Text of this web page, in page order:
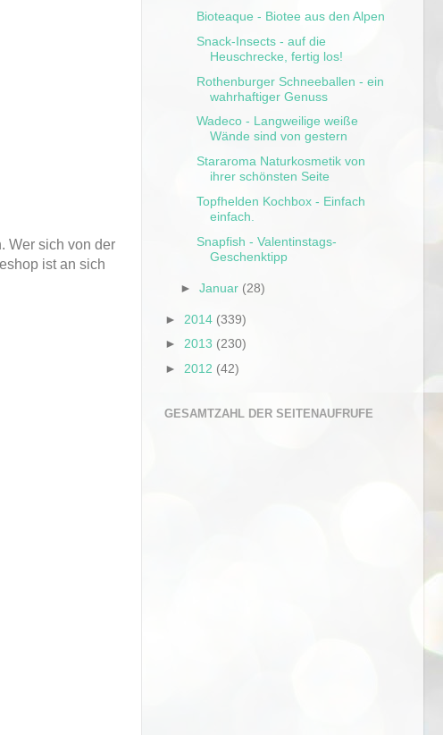
Wer sich von der
ist an sich
Bioteaque - Biotee aus den Alpen
Snack-Insects - auf die
Heuschrecke, fertig los!
Rothenburger Schneeballen - ein
wahrhaftiger Genuss
Wadeco - Langweilige weiße
Wände sind von gestern
Stararoma Naturkosmetik von
ihrer schönsten Seite
Topfhelden Kochbox - Einfach
einfach.
Snapfish - Valentinstags-
Geschenktipp
►Januar (28)
► 2014 (339)
► 2013 (230)
► 2012 (42)
GESAMTZAHL DER SEITENAUFRUFE